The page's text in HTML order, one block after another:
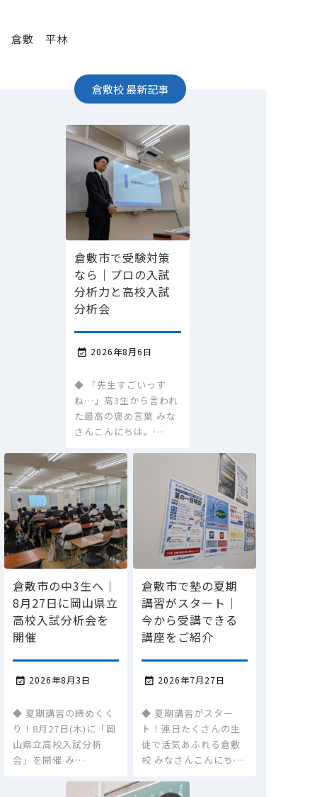
倉敷 平林
倉敷校最新記事
倉敷市で受験対策
なら｜プロの入試
分析力と高校入試
分析会
 2026年8月6日
◆ 「先生すごいっす
ね…」高3生から言われ
た最高の褒め言葉 みな
さんこんにちは。…
倉敷市の中3生へ｜
8月27日に岡山県立
高校入試分析会を
開催
 2026年8月3日
◆ 夏期講習の締めくく
り！8月27日(木)に「岡
山県立高校入試分析
会」を開催 み…
倉敷市で塾の夏期
講習がスタート｜
今から受講できる
講座をご紹介
 2026年7月27日
◆ 夏期講習がスター
ト！連日たくさんの生
徒で活気あふれる倉敷
校 みなさんこんにち…